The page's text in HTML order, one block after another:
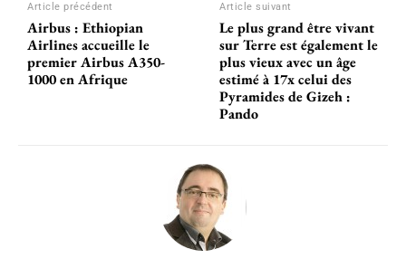
Article précédent
Airbus : Ethiopian
Airlines accueille le
premier Airbus A350-
1000 en Afrique
Article suivant
Le plus grand être vivant
sur Terre est également le
plus vieux avec un âge
estimé à 17x celui des
Pyramides de Gizeh :
Pando